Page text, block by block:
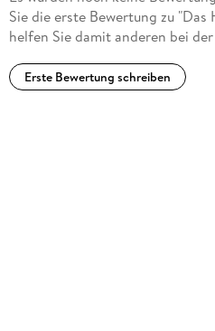
Sie die erste Bewertung zu "Das
helfen Sie damit anderen bei
Erste Bewertung schreiben